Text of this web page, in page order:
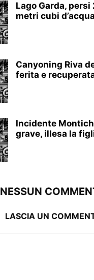
Lago Garda,
metri cubi
Canyoning Riva
ferita e
Incidente
grave, illesa la
NESSUN
LASCIA UN